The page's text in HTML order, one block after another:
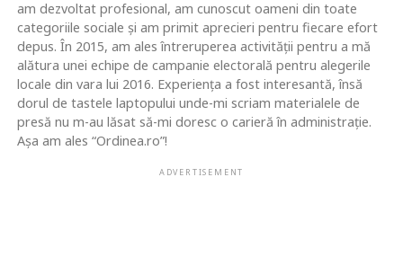
am dezvoltat profesional, am cunoscut oameni din toate
categoriile sociale și am primit aprecieri pentru fiecare efort
depus. În 2015, am ales întreruperea activității pentru a mă
alătura unei echipe de campanie electorală pentru alegerile
locale din vara lui 2016. Experiența a fost interesantă, însă
dorul de tastele laptopului unde-mi scriam materialele de
presă nu m-au lăsat să-mi doresc o carieră în administrație.
Așa am ales “Ordinea.ro”!
ADVERTISEMENT